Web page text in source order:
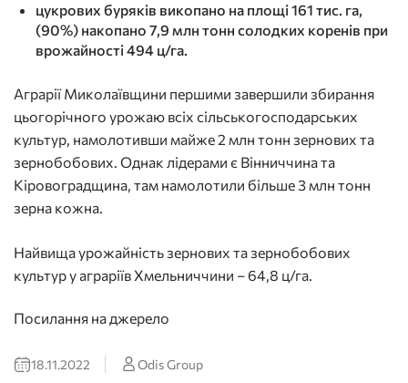
цукрових буряків викопано на площі 161 тис. га,
(90%) накопано 7,9 млн тонн солодких коренів при
врожайності 494 ц/га.
Аграрії Миколаївщини першими завершили збирання
цьогорічного урожаю всіх сільськогосподарських
культур, намолотивши майже 2 млн тонн зернових та
зернобобових. Однак лідерами є Вінниччина та
Кіровоградщина, там намолотили більше 3 млн тонн
зерна кожна.
Найвища урожайність зернових та зернобобових
культур у аграріїв Хмельниччини – 64,8 ц/га.
Посилання на джерело
18.11.2022 Odis Group